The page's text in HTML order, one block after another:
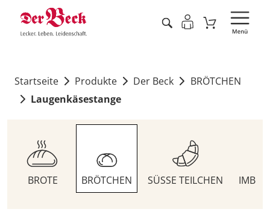
Startseite Produkte Der Beck
BRÖTCHEN
Laugenkäsestange
BROTE BRÖTCHEN SÜSSE TEILCHEN